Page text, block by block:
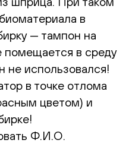
в
— тампон на
помещается в среду
не использовался!
в точке отлома
цветом) и
Ф.И.О.